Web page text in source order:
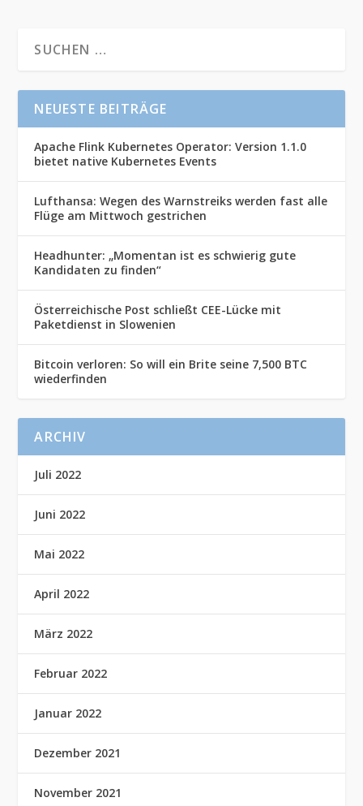
NEUESTE BEITRÄGE
Apache Flink Kubernetes Operator: Version 1.1.0
bietet native Kubernetes Events
Lufthansa: Wegen des Warnstreiks werden fast alle
Flüge am Mittwoch gestrichen
Headhunter: „Momentan ist es schwierig gute
Kandidaten zu finden“
Österreichische Post schließt CEE-Lücke mit
Paketdienst in Slowenien
Bitcoin verloren: So will ein Brite seine 7,500 BTC
wiederfinden
ARCHIV
Juli 2022
Juni 2022
Mai 2022
April 2022
März 2022
Februar 2022
Januar 2022
Dezember 2021
November 2021